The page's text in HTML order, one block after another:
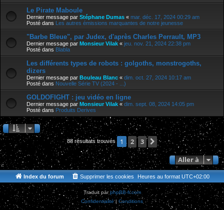
Le Pirate Maboule
Dernier message par Stéphane Dumas « mar. déc. 17, 2024 00:29 am
Posté dans Les autres émissions marquantes de notre jeunesse
"Barbe Bleue", par Judex, d'après Charles Perrault, MP3
Dernier message par Monsieur Vilak « jeu. nov. 21, 2024 22:38 pm
Posté dans Blabla
Les différents types de robots : golgoths, monstrogoths,
dizers
Dernier message par Bouleau Blanc « dim. oct. 27, 2024 10:17 am
Posté dans Nouvelle Série TV (2024 - ...)
GOLDOFIGHT : jeu vidéo en ligne
Dernier message par Monsieur Vilak « dim. sept. 08, 2024 14:05 pm
Posté dans Produits Derives
88 résultats trouvés 1 2 3
Suivante
Aller à
Index du forum Heures au format UTC+02:00
Supprimer les cookies
Traduit parphpBB-fr.com
Confidentialité| Conditions